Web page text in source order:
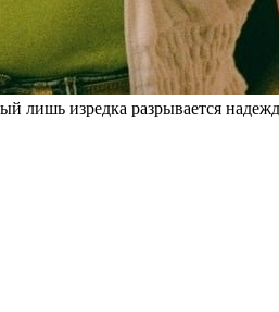
лишь изредка разрывается